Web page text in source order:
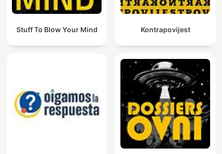
Stuff To Blow Your Mind Kontrapovijest